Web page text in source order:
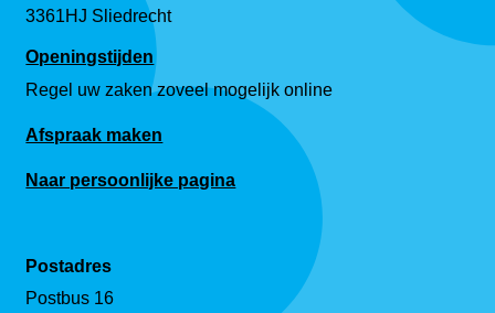
3361HJ Sliedrecht
Openingstijden
Regel uw zaken zoveel mogelijk online
Afspraak maken
Naar persoonlijke pagina
Postadres
Postbus 16